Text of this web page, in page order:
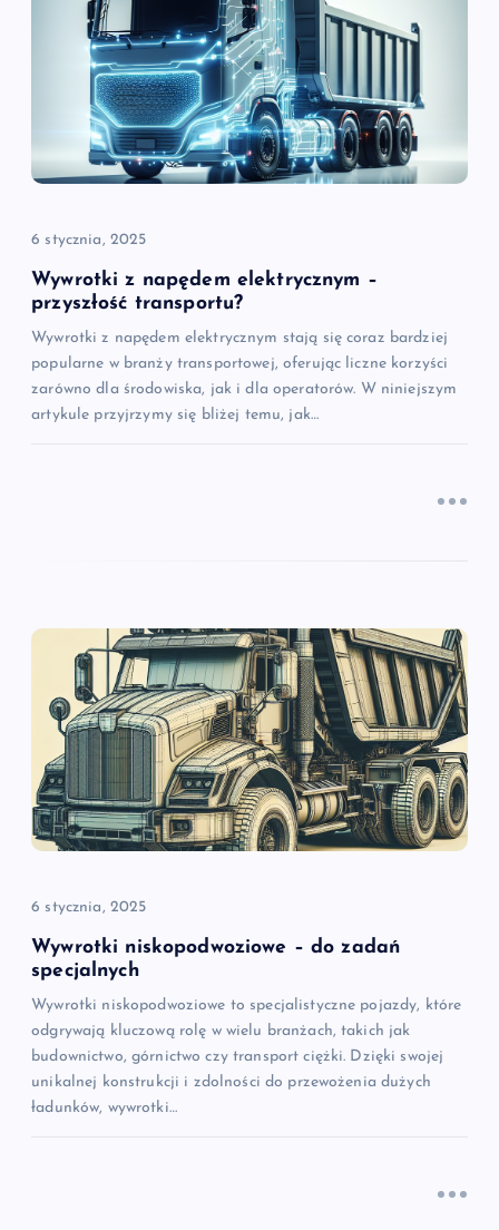
p
s
u
6 stycznia, 2025
Wywrotki z napędem elektrycznym –
przyszłość transportu?
Wywrotki z napędem elektrycznym stają się coraz bardziej
popularne w branży transportowej, oferując liczne korzyści
zarówno dla środowiska, jak i dla operatorów. W niniejszym
artykule przyjrzymy się bliżej temu, jak…
6 stycznia, 2025
Wywrotki niskopodwoziowe – do zadań
specjalnych
Wywrotki niskopodwoziowe to specjalistyczne pojazdy, które
odgrywają kluczową rolę w wielu branżach, takich jak
budownictwo, górnictwo czy transport ciężki. Dzięki swojej
unikalnej konstrukcji i zdolności do przewożenia dużych
ładunków, wywrotki…